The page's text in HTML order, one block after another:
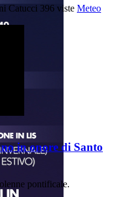
Catucci 396 viste Meteo
in onore di Santo
pontificale.